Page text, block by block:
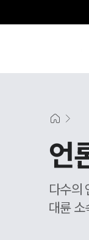
언
다수의
대륜